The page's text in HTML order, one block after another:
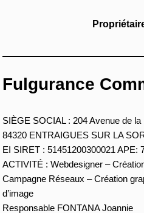
Fulgurance
SIÈGE SOCIAL : 204 Avenue de la
84320 ENTRAIGUES SUR LA
EI SIRET : 51451200300021 APE:
ACTIVITÉ : Webdesigner –
Campagne Réseaux – Création
d’image
Responsable FONTANA Joannie